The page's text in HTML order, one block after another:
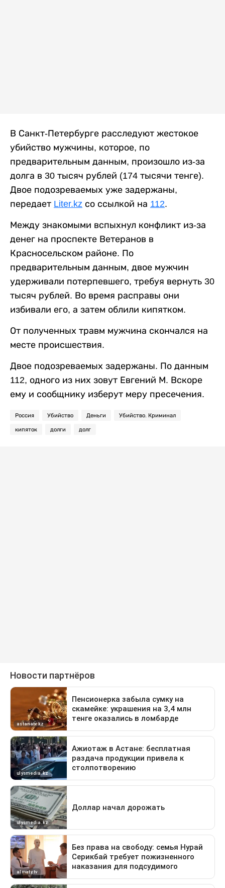
В Санкт-Петербурге расследуют жестокое
убийство мужчины, которое, по
предварительным данным, произошло из-за
долга в 30 тысяч рублей (174 тысячи тенге).
Двое подозреваемых уже задержаны,
передает Liter.kz со ссылкой на 112.
Между знакомыми вспыхнул конфликт из-за
денег на проспекте Ветеранов в
Красносельском районе. По
предварительным данным, двое мужчин
удерживали потерпевшего, требуя вернуть 30
тысяч рублей. Во время расправы они
избивали его, а затем облили кипятком.
От полученных травм мужчина скончался на
месте происшествия.
Двое подозреваемых задержаны. По данным
112, одного из них зовут Евгений М. Вскоре
ему и сообщнику изберут меру пресечения.
Россия Убийство Деньги Убийство. Криминал
кипяток долги долг